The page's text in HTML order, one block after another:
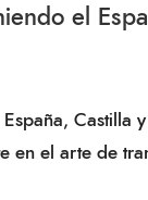
el
Castilla
en el arte de